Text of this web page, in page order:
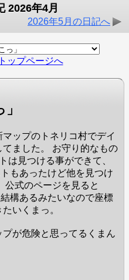
2026年4月
トップページへ
ップのトネリコ村でデイ
ました。 お守り的なもの
は見つける事ができて、
もあったけど他を見つけ
公式のページを見ると
構あるみたいなので座標
いくまっ。
が危険と思ってるくまん
2026年5月の日記へ